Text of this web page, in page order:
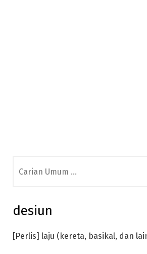
for:
desiun
[Perlis] laju (kereta, basikal, dan